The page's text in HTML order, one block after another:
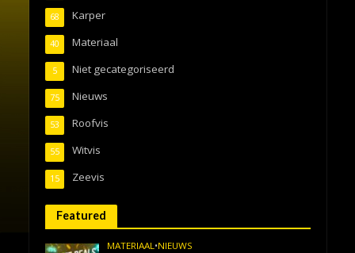
Karper
68
Materiaal
40
Niet gecategoriseerd
5
Nieuws
75
Roofvis
53
Witvis
55
Zeevis
15
Featured
MATERIAAL •NIEUWS